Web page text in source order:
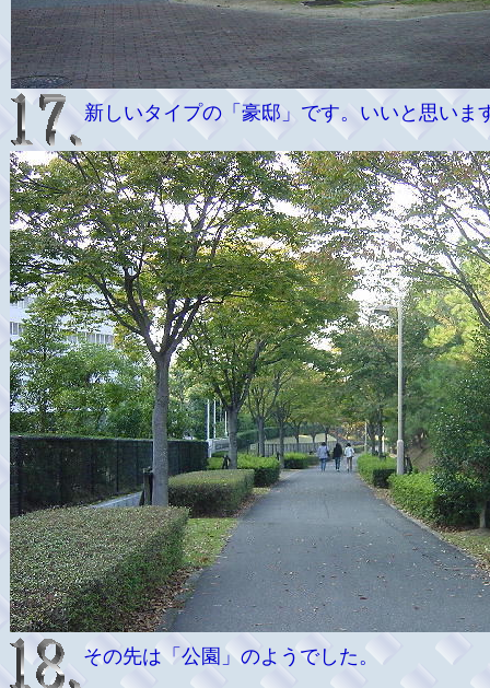
その先は「公園」のようでした。
新しいタイプの「豪邸」です。いいと思いま